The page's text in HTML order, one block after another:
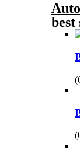
best